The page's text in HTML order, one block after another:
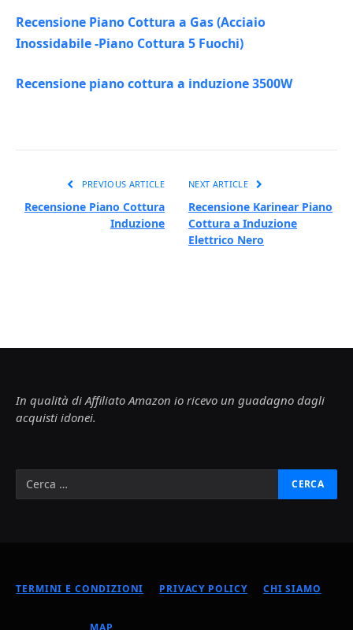
Recensione Piano Cottura a Gas (Acciaio
Inossidabile -Piano Cottura 5 Fuochi)
Recensione piano cottura a induzione 3500W
PREVIOUS ARTICLE
Recensione Piano Cottura
Induzione
NEXT ARTICLE
Recensione Karinear Piano
Cottura a Induzione
Elettrico Nero
In qualità di Affiliato Amazon io ricevo un guadagno dagli
acquisti idonei.
TERMINI E CONDIZIONI PRIVACY POLICY CHI SIAMO
MAP